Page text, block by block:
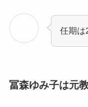
任期は
冨森ゆみ子は元